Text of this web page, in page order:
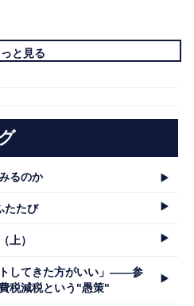
と見る
るのか
たたび
上）
トしてきた方がいい」――参
税減税という"愚策"